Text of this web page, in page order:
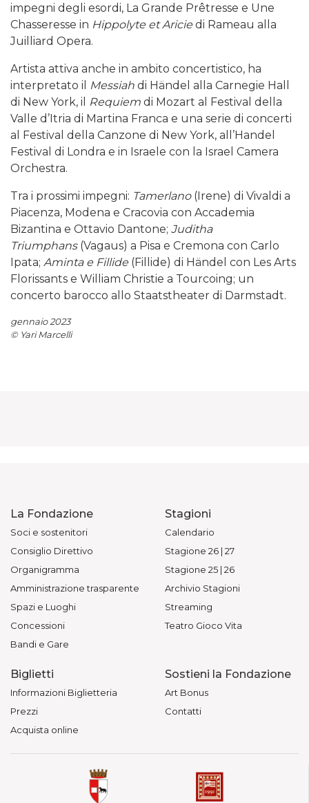
impegni degli esordi, La Grande Prêtresse e Une
Chasseresse in Hippolyte et Aricie di Rameau alla
Juilliard Opera.
Artista attiva anche in ambito concertistico, ha
interpretato il
Messiah di Händel alla Carnegie Hall
di New York, il
Requiem di Mozart al Festival della
Valle d’Itria di Martina Franca e una serie di concerti
al Festival della Canzone di New York, all’Handel
Festival di Londra e in Israele con la Israel Camera
Orchestra.
Tra i prossimi impegni: Tamerlano (Irene) di Vivaldi a
Piacenza, Modena e Cracovia con Accademia
Bizantina e Ottavio Dantone; Juditha
Triumphans(Vagaus) a Pisa e Cremona con Carlo
Ipata; Aminta e Fillide (Fillide) di Händel con Les Arts
Florissants e William Christie a Tourcoing; un
concerto barocco allo Staatstheater di Darmstadt.
gennaio 2023
© Yari Marcelli
La Fondazione
Soci e sostenitori
Consiglio Direttivo
Organigramma
Amministrazione trasparente
Spazi e Luoghi
Concessioni
Bandi e Gare
Stagioni
Calendario
Stagione 26 | 27
Stagione 25 | 26
Archivio Stagioni
Streaming
Teatro Gioco Vita
Biglietti
Informazioni Biglietteria
Prezzi
Acquista online
Sostieni la Fondazione
Art Bonus
Contatti